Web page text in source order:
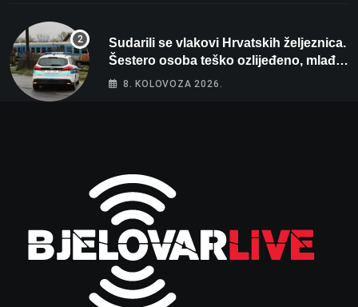
Sudarili se vlakovi Hrvatskih željeznica.
Šestero osoba teško ozlijeđeno, mlađa
žena na intenzivnoj
8. KOLOVOZA 2026.